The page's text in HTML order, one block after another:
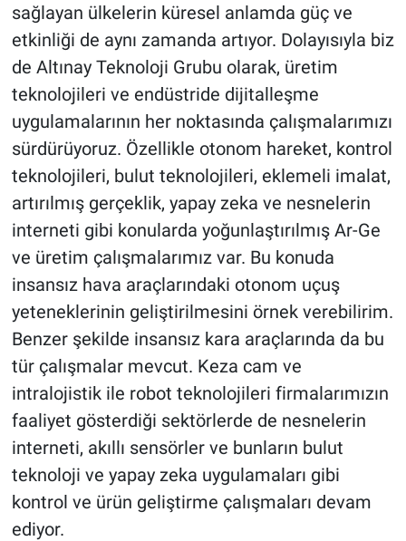
sağlayan ülkelerin küresel anlamda güç ve
etkinliği de aynı zamanda artıyor. Dolayısıyla biz
de Altınay Teknoloji Grubu olarak, üretim
teknolojileri ve endüstride dijitalleşme
uygulamalarının her noktasında çalışmalarımızı
sürdürüyoruz. Özellikle otonom hareket, kontrol
teknolojileri, bulut teknolojileri, eklemeli imalat,
artırılmış gerçeklik, yapay zeka ve nesnelerin
interneti gibi konularda yoğunlaştırılmış Ar-Ge
ve üretim çalışmalarımız var. Bu konuda
insansız hava araçlarındaki otonom uçuş
yeteneklerinin geliştirilmesini örnek verebilirim.
Benzer şekilde insansız kara araçlarında da bu
tür çalışmalar mevcut. Keza cam ve
intralojistik ile robot teknolojileri firmalarımızın
faaliyet gösterdiği sektörlerde de nesnelerin
interneti, akıllı sensörler ve bunların bulut
teknoloji ve yapay zeka uygulamaları gibi
kontrol ve ürün geliştirme çalışmaları devam
ediyor.